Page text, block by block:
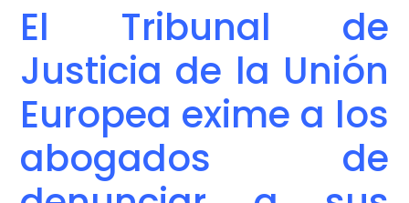
El Tribunal de
Justicia de la Unión
Europea exime a los
abogados de